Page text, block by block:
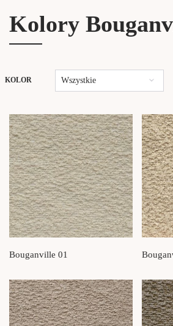
Kolory
KOLOR Wszystkie
Bouganville 01